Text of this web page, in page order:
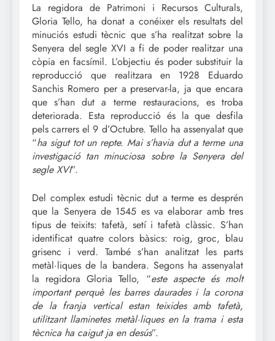
La regidora de Patrimoni i Recursos Culturals,
Gloria Tello, ha donat a conéixer els resultats del
minuciós estudi tècnic que s’ha realitzat sobre la
Senyera del segle XVI a fi de poder realitzar una
còpia en facsímil. L’objectiu és poder substituir la
reproducció que realitzara en 1928 Eduardo
Sanchis Romero per a preservar-la, ja que encara
que s’han dut a terme restauracions, es troba
deteriorada. Esta reproducció és la que desfila
pels carrers el 9 d’Octubre. Tello ha assenyalat que
“ha sigut tot un repte. Mai s’havia dut a terme una
investigació tan minuciosa sobre la Senyera del
segle XVI”.
Del complex estudi tècnic dut a terme es desprén
que la Senyera de 1545 es va elaborar amb tres
tipus de teixits: tafetà, setí i tafetà clàssic. S’han
identificat quatre colors bàsics: roig, groc, blau
grisenc i verd. També s’han analitzat les parts
metàl·liques de la bandera. Segons ha assenyalat
la regidora Gloria Tello, “este aspecte és molt
important perquè les barres daurades i la corona
de la franja vertical estan teixides amb tafetà,
utilitzant llaminetes metàl·liques en la trama i esta
tècnica ha caigut ja en desús”.